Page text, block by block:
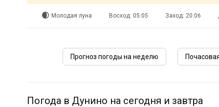
Молодая луна Восход: 05:05 Заход: 20:06
Прогноз погоды на неделю
Погода в Дунино на сегодня и завтра